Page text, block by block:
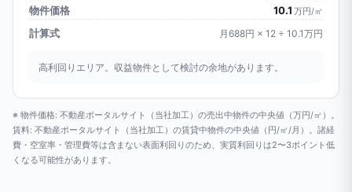
物件価格 10.1 万円/㎡
計算式 月688円 × 12 ÷ 10.1万円
高利回りエリア。収益物件として検討の余地があります。
※ 物件価格: 不動産ポータルサイト（当社加工）の売出中物件の中央値（万円/㎡）。
賃料: 不動産ポータルサイト（当社加工）の賃貸中物件の中央値（円/㎡/月）。諸経
費・空室率・管理費等は含まない表面利回りのため、実質利回りは2〜3ポイント低
くなる可能性があります。